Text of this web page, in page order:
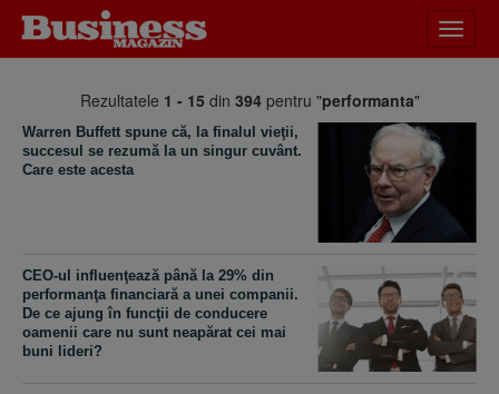
meniu
Rezultatele 1 - 15 din 394pentru "performanta"
Warren Buffett spune că, la finalul vieţii,
succesul se rezumă la un singur cuvânt.
Care este acesta
CEO-ul influenţează până la 29% din
performanţa financiară a unei companii.
De ce ajung în funcţii de conducere
oamenii care nu sunt neapărat cei mai
buni lideri?